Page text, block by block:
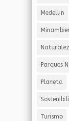
Medellin
Parques
Planeta
Turismo